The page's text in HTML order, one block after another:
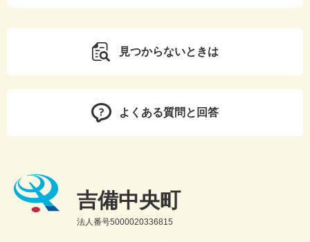
見つからないときは
よくある質問と回答
吉備中央町
法人番号5000020336815